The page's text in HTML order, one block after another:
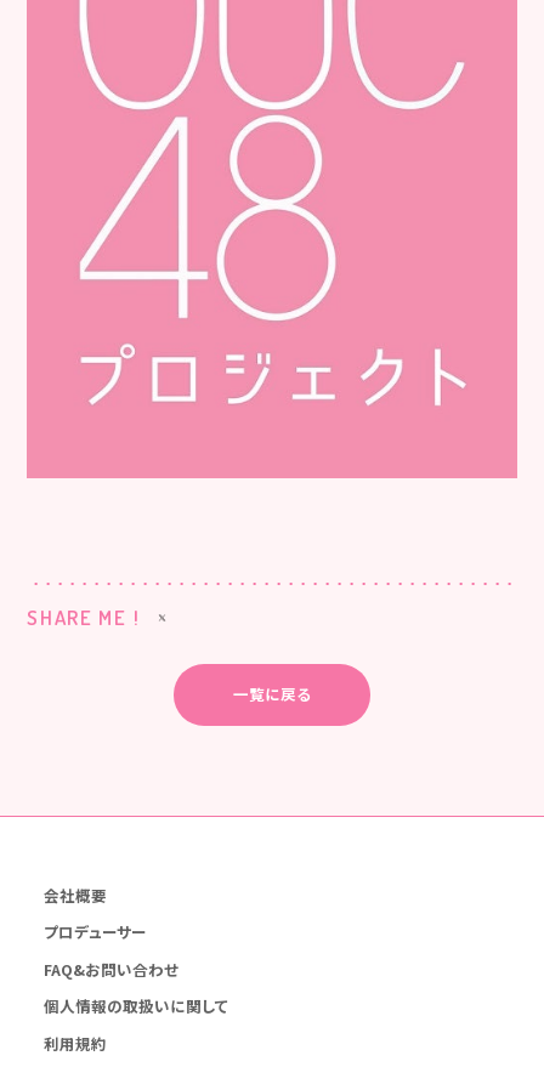
SHARE ME !
一覧に戻る
会社概要
プロデューサー
FAQ&お問い合わせ
個人情報の取扱いに関して
利用規約